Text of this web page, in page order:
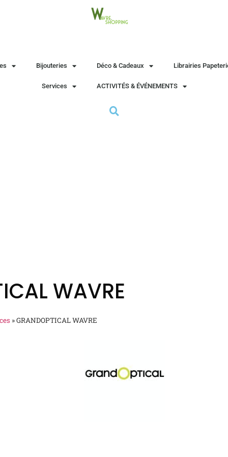
Bijouteries Déco & Cadeaux Librairies
Services ACTIVITÉS & ÉVÉNEMENTS
WAVRE
»GRANDOPTICAL WAVRE